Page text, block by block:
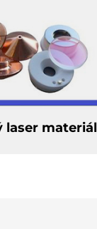
laser materiál